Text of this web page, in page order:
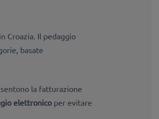
Croazia. Il pedaggio
basate
la fatturazione
elettronico per evitare